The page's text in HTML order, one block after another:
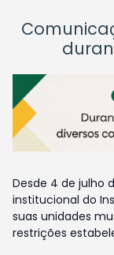
Desde 4 de julho
institucional do
suas unidades
restrições